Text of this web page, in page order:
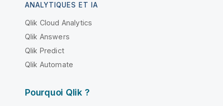
ANALYTIQUES ET IA
Qlik Cloud Analytics
Qlik Answers
Qlik Predict
Qlik Automate
Pourquoi Qlik ?